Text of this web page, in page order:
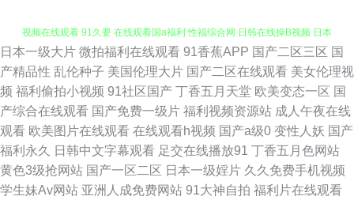
大香蕉衣人 91极品自拍色色网 日韩精品中 久久香蕉电影 福利片国模 91真人
视频在线观看 91久要 在线观看国a福利 性福综合网 日韩在线操B视频 日本
女同伦理 青草草视频 美女母亲黄色三级A片 九一影院天美传媒 精品久久中
文 国产日韩偷 东方av亚洲 超碰97亚洲区 国产在线激情五月天 成人性交 久
日本一级大片 微拍福利在线观看 91香蕉APP 国产二区三区 国
产精品性 乱伦种子 美国伦理大片 国产二区在线观看 美女伦理视
频 福利偷拍小视频 91社区国产 丁香五月天堂 欧美变态一区 国
产综合在线观看 国产免费一级片 福利视频资源站 成人午夜在线
观看 欧美图片在线观看 在线观看h视频 国产a级0 变性人妖 国产
福利永久
日韩中文字幕观看 足交在线播放91 丁香五月色网站
黄色3级抢网站 国产一区二区 日本一级婬片 久久免费手机视频
学生妹Av网站 亚洲人成免费网站 91大神自拍 福利片在线观看